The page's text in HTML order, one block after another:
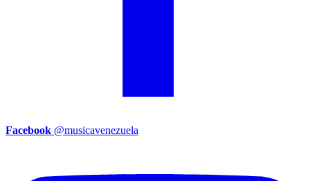
Facebook @musicavenezuela